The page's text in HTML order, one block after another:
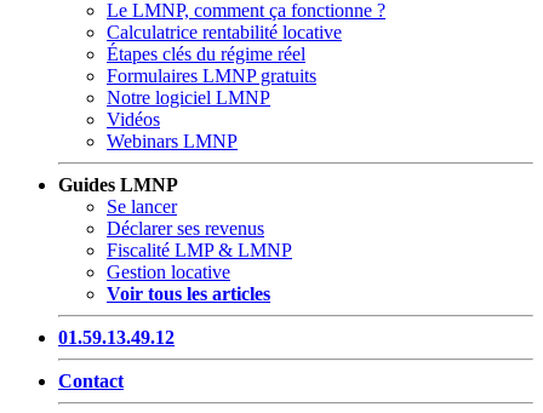
Le LMNP, comment ça fonctionne ?
Calculatrice rentabilité locative
Étapes clés du régime réel
Formulaires LMNP gratuits
Notre logiciel LMNP
Vidéos
Webinars LMNP
Guides LMNP
Se lancer
Déclarer ses revenus
Fiscalité LMP & LMNP
Gestion locative
Voir tous les articles
01.59.13.49.12
Contact